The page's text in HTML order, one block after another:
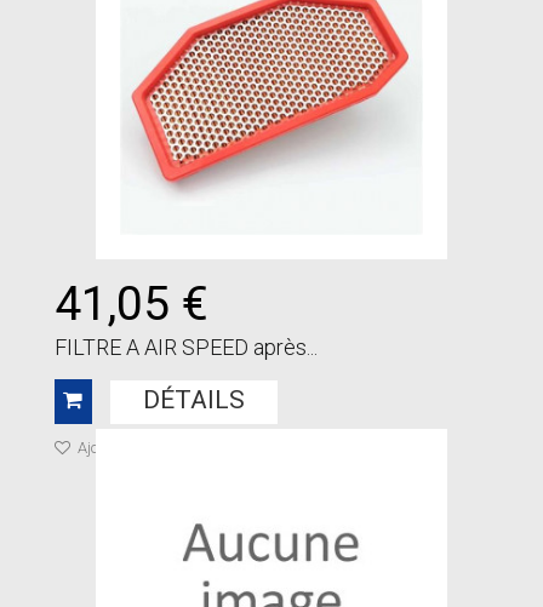
41,05 €
FILTRE A AIR SPEED après...
DÉTAILS
Ajouter à ma liste de cadeaux